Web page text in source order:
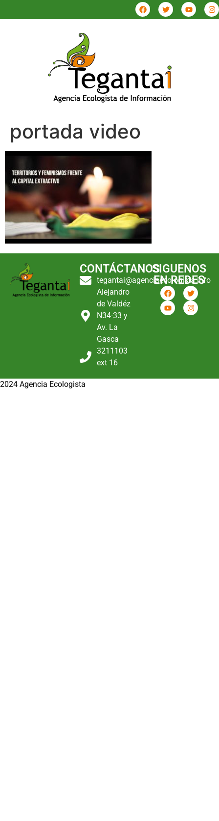
portada video
CONTÁCTANOS
tegantai@agenciaecologista.info
Alejandro
de Valdéz
N34-33 y
Av. La
Gasca
3211103
ext 16
SIGUENOS
EN REDES
2024 Agencia Ecologista